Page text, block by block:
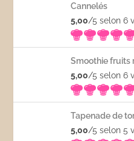
Cannelés
5,00/5 selon 6
Smoothie fruits
5,00/5 selon 6
Tapenade de
5,00/5 selon 5